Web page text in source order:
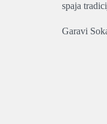
spaja
Garavi